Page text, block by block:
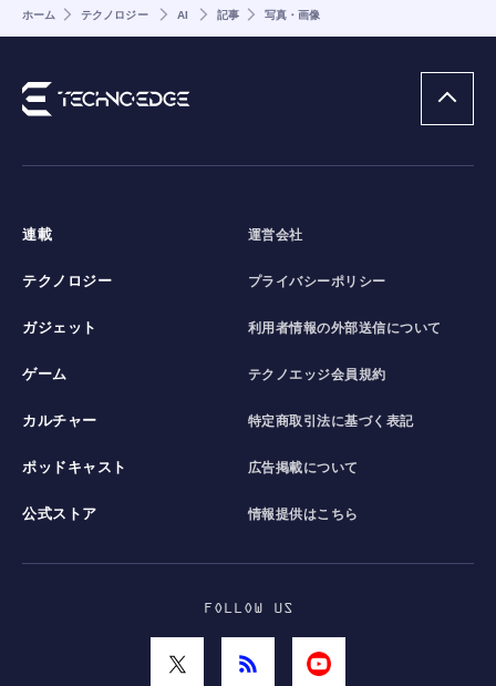
ホーム テクノロジー AI 記事 写真・画像
連載
テクノロジー
ガジェット
ゲーム
カルチャー
ポッドキャスト
公式ストア
運営会社
プライバシーポリシー
利用者情報の外部送信について
テクノエッジ会員規約
特定商取引法に基づく表記
広告掲載について
情報提供はこちら
FOLLOW US